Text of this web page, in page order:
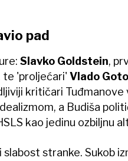
pad
Slavko Goldstein,
te 'proljećari' Vlado
kritičari
a Budiša
kao jedinu ozbiljnu
stranke. Sukob